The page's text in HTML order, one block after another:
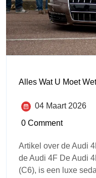
Alles Wat U Moet
04 Maart 2026
0 Comment
Artikel over de Audi
de Audi 4F De Audi
(C6), is een luxe